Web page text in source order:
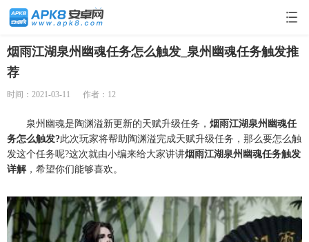
烟雨江湖泉州幽魂任务怎么触发_泉州幽魂任务触发推
荐
时间：2021-03-11 作者：12
泉州幽魂是陶渊溢新更新的天赋升级任务， 烟雨江湖泉州幽魂任
务怎么触发?此次玩家将帮助陶渊溢完成天赋升级任务，那么要怎么触
发这个任务呢?这次就由小编来给大家讲讲烟雨江湖泉州幽魂任务触发
详解，希望你们能够喜欢。